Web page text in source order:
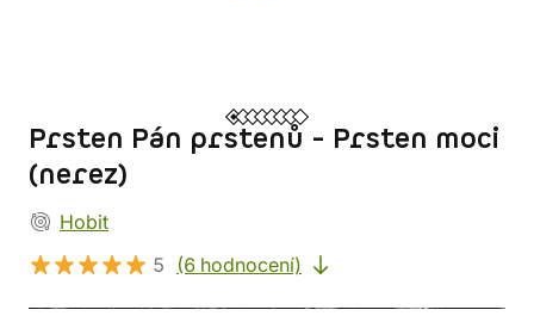
Prsten Pán prstenů - Prsten moci
(nerez)
Hobit
5
(6 hodnocení)